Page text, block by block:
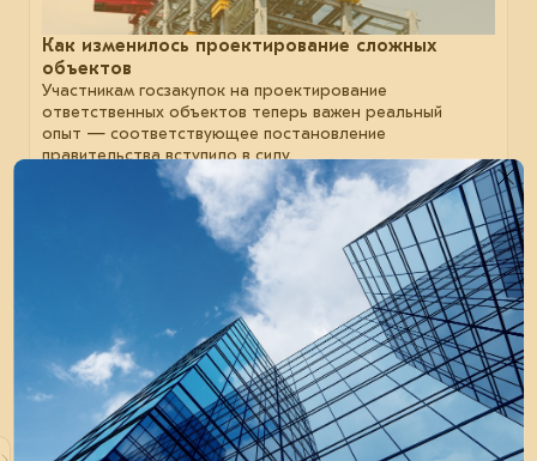
Как изменилось проектирование сложных
объектов
Участникам госзакупок на проектирование
ответственных объектов теперь важен реальный
опыт — соответствующее постановление
правительства вступило в силу.
нормы проектирование